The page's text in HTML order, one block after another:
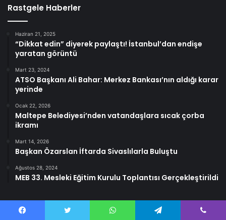
Rastgele Haberler
Haziran 21, 2025
“Dikkat edin” diyerek paylaştı! İstanbul’dan endişe
yaratan görüntü
Mart 23, 2024
ATSO Başkanı Ali Bahar: Merkez Bankası’nın aldığı karar
yerinde
Ocak 22, 2026
Maltepe Belediyesi’nden vatandaşlara sıcak çorba
ikramı
Mart 14, 2026
Başkan Özarslan İftarda Sivaslılarla Buluştu
Ağustos 28, 2024
MEB 33. Mesleki Eğitim Kurulu Toplantısı Gerçekleştirildi